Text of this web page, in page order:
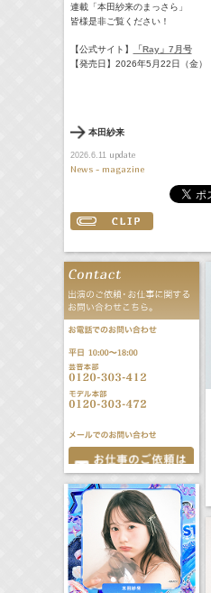
連載「本田紗来のまっさら」
皆様是非ご覧ください！
【公式サイト】
「Ray」7月号
【発売日】2026年5月22日（金）
本田紗来
2026.6.11 update
News - magazine